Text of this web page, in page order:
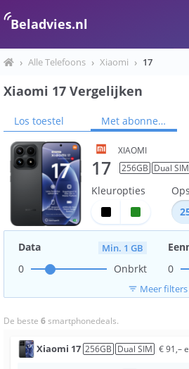
Beladvies.nl
› Alle Telefoons › Xiaomi › 17
Xiaomi 17 Vergelijken
Los toestel Met abonnement
XIAOMI
17 256GB Dual SIM
Kleuropties
Data Min. 1 GB
0 Onbrkt 0
filter_list Meer filters
De beste 6smartphonedeals.
Xiaomi 17 256GB Dual SIM €91,–